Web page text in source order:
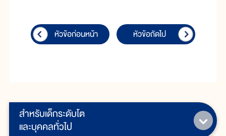
สำหรับเด็กระดับโต
และบุคคลทั่วไป
หัวข้อก่อนหน้า หัวข้อถัดไป